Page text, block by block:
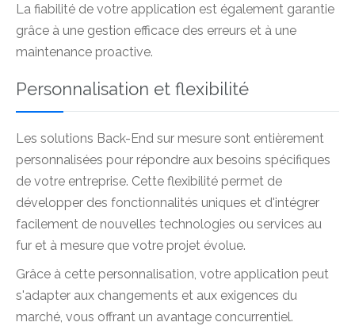
La fiabilité de votre application est également garantie
grâce à une gestion efficace des erreurs et à une
maintenance proactive.
Personnalisation et flexibilité
Les solutions Back-End sur mesure sont entièrement
personnalisées pour répondre aux besoins spécifiques
de votre entreprise. Cette flexibilité permet de
développer des fonctionnalités uniques et d'intégrer
facilement de nouvelles technologies ou services au
fur et à mesure que votre projet évolue.
Grâce à cette personnalisation, votre application peut
s'adapter aux changements et aux exigences du
marché, vous offrant un avantage concurrentiel.